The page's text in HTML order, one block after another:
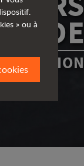
RÉGION
» ou à